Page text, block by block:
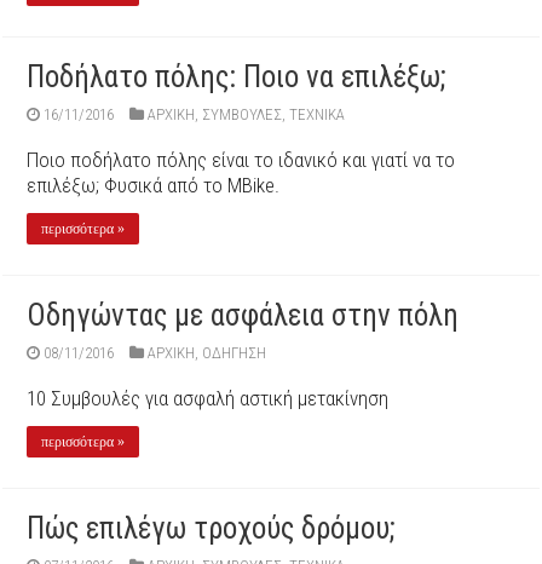
Ποδήλατο πόλης: Ποιο να επιλέξω;
16/11/2016 ΑΡΧΙΚΉ ΣΥΜΒΟΥΛΕΣ ,ΤΕΧΝΙΚΑ
Ποιο ποδήλατο πόλης είναι το ιδανικό και γιατί να το
επιλέξω; Φυσικά από το MBike.
περισσότερα »
Οδηγώντας με ασφάλεια στην πόλη
08/11/2016 ΑΡΧΙΚΉ ΟΔΗΓΗΣΗ
10 Συμβουλές για ασφαλή αστική μετακίνηση
περισσότερα »
Πώς επιλέγω τροχούς δρόμου;